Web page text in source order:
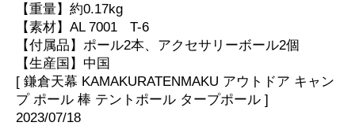
【重量】約0.17kg
【素材】AL 7001 T-6
【付属品】ポール2本、アクセサリーボール2個
【生産国】中国
[ 鎌倉天幕 KAMAKURATENMAKU アウトドア キャン
プ ポール 棒 テントポール タープポール ]
2023/07/18